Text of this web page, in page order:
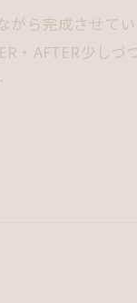
ら完成させてい
・AFTER少し